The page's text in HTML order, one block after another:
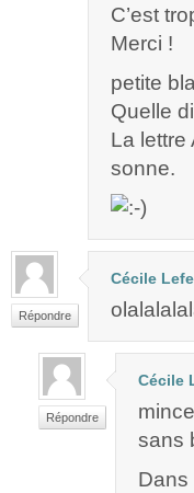
C’est
Merci !
petite
Quelle
La lettre
sonne.
Répondre
Cécile
Répondre
Cécile
sans
Dans